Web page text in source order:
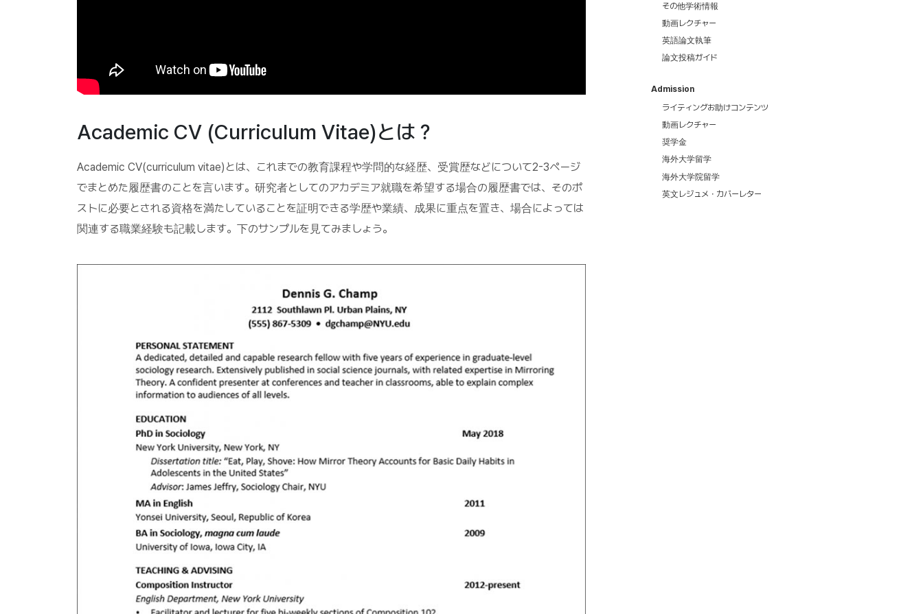
Academic CV (Curriculum Vitae)とは？
Academic CV(curriculum vitae)とは、これまでの教育課程や学問的な経歴、受賞歴などについて2-3ページ
でまとめた履歴書のことを言います。研究者としてのアカデミア就職を希望する場合の履歴書では、そのポ
ストに必要とされる資格を満たしていることを証明できる学歴や業績、成果に重点を置き、場合によっては
関連する職業経験も記載します。下のサンプルを見てみましょう。
その他学術情報
動画レクチャー
英語論文執筆
論文投稿ガイド
Admission
ライティングお助けコンテンツ
動画レクチャー
奨学金
海外大学留学
海外大学院留学
英文レジュメ・カバーレター